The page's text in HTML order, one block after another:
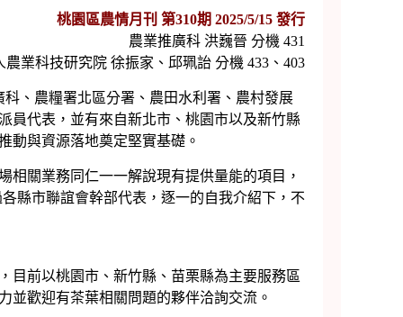
桃園區農情月刊 第310期 2025/5/15 發行
農業推廣科 洪巍晉 分機 431
農業科技研究院 徐振家、邱珮詒 分機 433、403
、農糧署北區分署、農田水利署、農村發展
員代表，並有來自新北市、桃園市以及新竹縣
動與資源落地奠定堅實基礎。
關業務同仁一一解說現有提供量能的項目，
縣市聯誼會幹部代表，逐一的自我介紹下，不
前以桃園市、新竹縣、苗栗縣為主要服務區
並歡迎有茶葉相關問題的夥伴洽詢交流。